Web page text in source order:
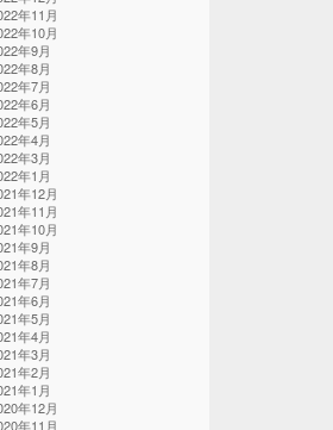
年11月
年10月
年9月
年8月
年7月
年6月
年5月
年4月
年3月
年1月
年12月
年11月
年10月
年9月
年8月
年7月
年6月
年5月
年4月
年3月
年2月
年1月
年12月
年11月